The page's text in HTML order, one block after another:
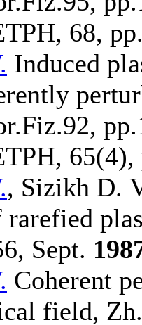
68,
Induced
65(4),
, Sizikh D.
6, Sept.
Coherent
field,